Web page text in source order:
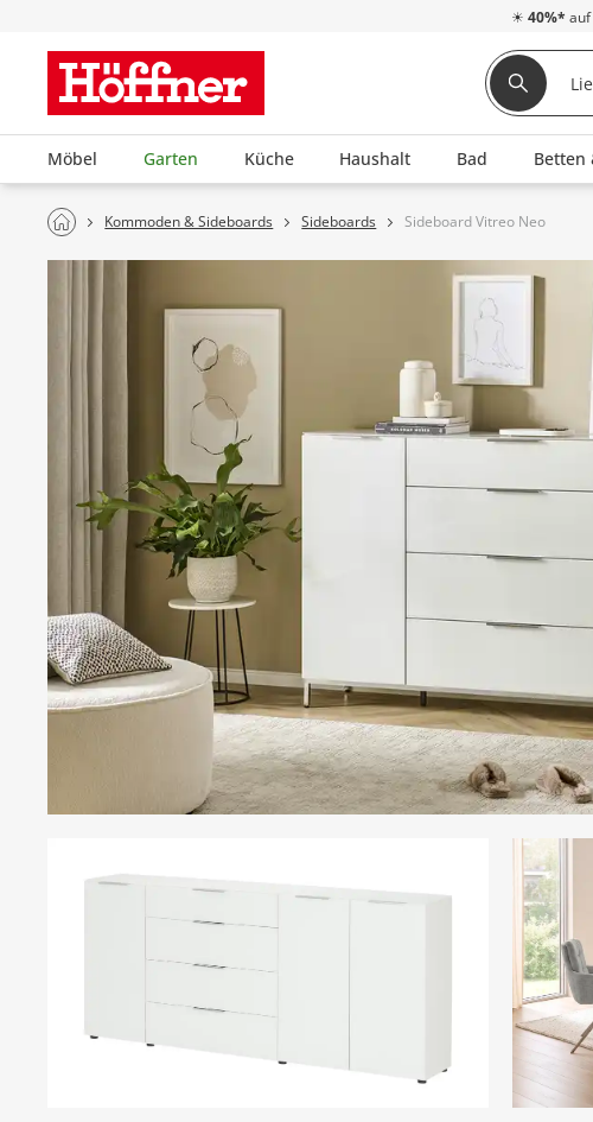
☀ 40%* auf
Möbel Garten Küche Haushalt Bad Betten
Kommoden & Sideboards Sideboards Sideboard Vitreo Neo